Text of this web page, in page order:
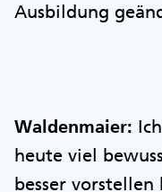
Ausbildung
Waldenmaier:
heute viel
besser